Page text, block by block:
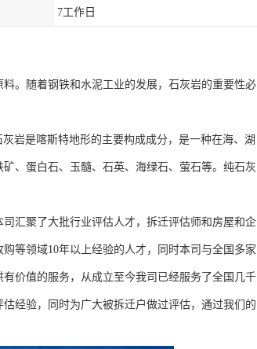
7工作日
。随着钢铁和水泥工业的发展，石灰岩的重要性必
岩是喀斯特地形的主要构成成分，是一种在海、湖
、蛋白石、玉髓、石英、海绿石、萤石等。纯石灰
汇聚了大批行业评估人才，拆迁评估师和房屋和企
等领域10年以上经验的人才，同时本司与全国多家
价值的服务，从成立至今我司已经服务了全国几千
经验，同时为广大被拆迁户做过评估，通过我们的